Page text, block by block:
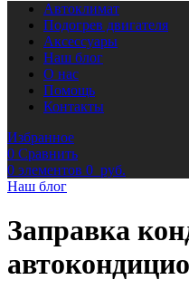
Автоклимат
Подогрев двигателя
Аксессуары
Наш блог
О нас
Помощь
Контакты
Избранное
0 Сравнить
0 элементов 0 руб.
Наш блог
Заправка